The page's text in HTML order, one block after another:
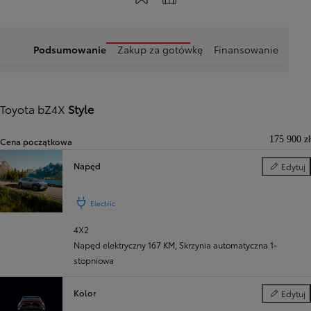
Podsumowanie Zakup za gotówkę Finansowanie
Toyota bZ4X Style
Cena początkowa 175 900 zł
Napęd Edytuj
Napęd
Electric
4X2
Napęd elektryczny 167 KM Skrzynia automatyczna 1-
stopniowa
Kolor Edytuj
Kolor